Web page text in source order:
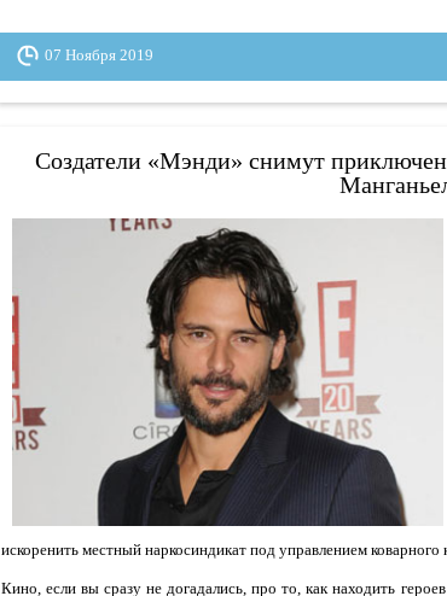
07 Ноября 2019
Создатели «Мэнди» снимут
искоренить местный наркосиндикат под управлением
Кино, если вы сразу не догадались, про то, как находить